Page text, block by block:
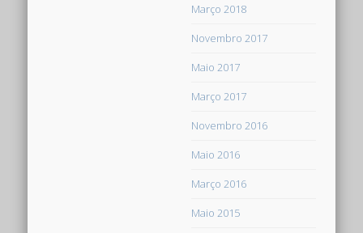
Março 2018
Novembro 2017
Maio 2017
Março 2017
Novembro 2016
Maio 2016
Março 2016
Maio 2015